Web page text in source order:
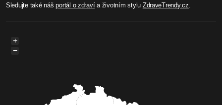
Sledujte také nášportál o zdravía životním stylu ZdraveTrendy.cz.
+
−